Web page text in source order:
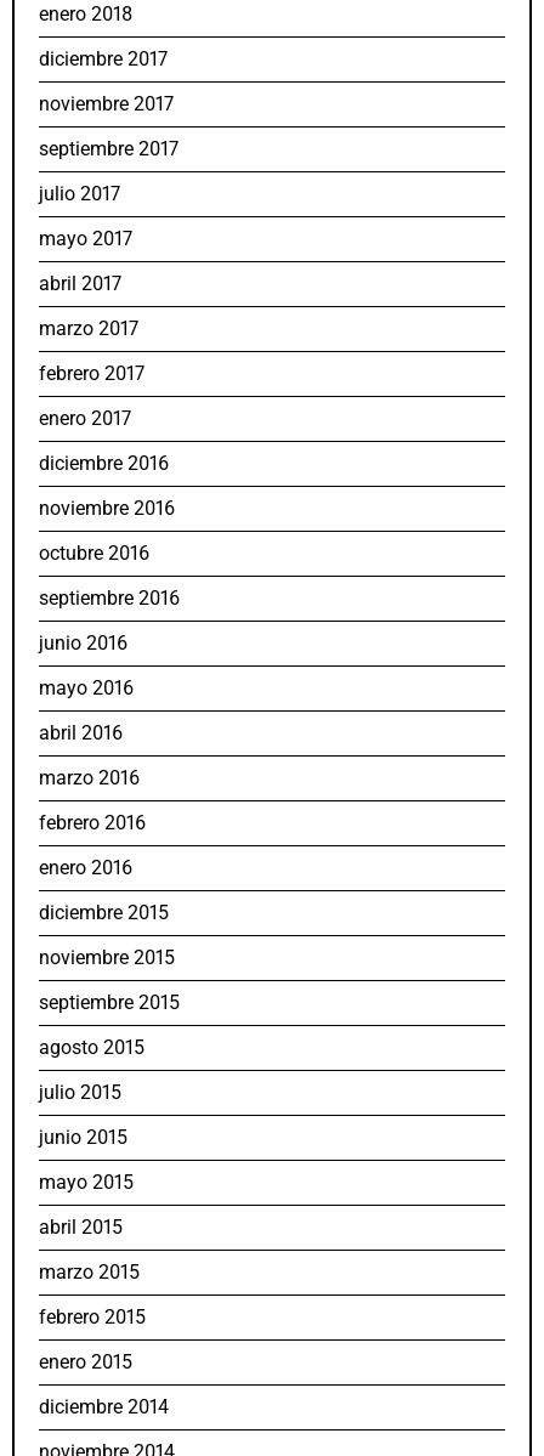
enero 2018
diciembre 2017
noviembre 2017
septiembre 2017
julio 2017
mayo 2017
abril 2017
marzo 2017
febrero 2017
enero 2017
diciembre 2016
noviembre 2016
octubre 2016
septiembre 2016
junio 2016
mayo 2016
abril 2016
marzo 2016
febrero 2016
enero 2016
diciembre 2015
noviembre 2015
septiembre 2015
agosto 2015
julio 2015
junio 2015
mayo 2015
abril 2015
marzo 2015
febrero 2015
enero 2015
diciembre 2014